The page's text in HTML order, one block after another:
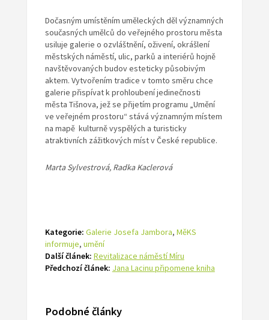
Dočasným umístěním uměleckých děl významných
současných umělců do veřejného prostoru města
usiluje galerie o ozvláštnění, oživení, okrášlení
městských náměstí, ulic, parků a interiérů hojně
navštěvovaných budov esteticky působivým
aktem. Vytvořením tradice v tomto směru chce
galerie přispívat k prohloubení jedinečnosti
města Tišnova, jež se přijetím programu „Umění
ve veřejném prostoru“ stává významným místem
na mapě kulturně vyspělých a turisticky
atraktivních zážitkových míst v České republice.
Marta Sylvestrová, Radka Kaclerová
Kategorie: Galerie Josefa Jambora, MěKS
informuje, umění
Další článek: Revitalizace náměstí Míru
Předchozí článek: Jana Lacinu připomene kniha
Podobné články